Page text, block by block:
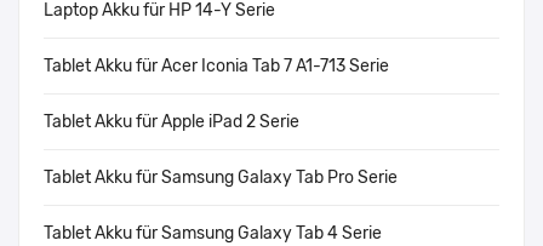
Laptop Akku für HP 14-Y Serie
Tablet Akku für Acer Iconia Tab 7 A1-713 Serie
Tablet Akku für Apple iPad 2 Serie
Tablet Akku für Samsung Galaxy Tab Pro Serie
Tablet Akku für Samsung Galaxy Tab 4 Serie